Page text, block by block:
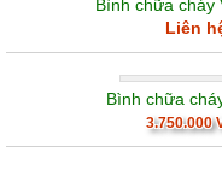
Bình chữa cháy
Liên
Bình chữa
3.750.000